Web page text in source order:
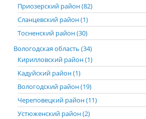
Приозерский район (82)
Сланцевский район (1)
Тосненский район (30)
Вологодская область (34)
Кирилловский район (1)
Кадуйский район (1)
Вологодский район (19)
Череповецкий район (11)
Устюженский район (2)